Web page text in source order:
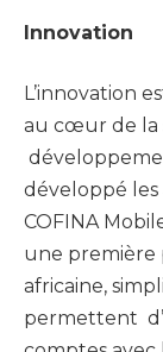
Innovation
L’innovation
au cœur de la
développé les
COFINA
une première
africaine,
permettent